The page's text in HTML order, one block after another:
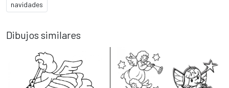
navidades
Dibujos similares